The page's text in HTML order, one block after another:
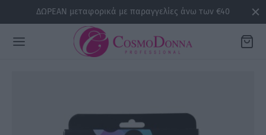
ΔΩΡΕΑΝ μεταφορικά με παραγγελίες άνω των €40